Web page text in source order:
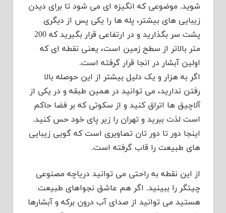
شوید. موضوعی که انگیزه ای می شود تا برای دیدن
زیبایی های بیشتر، پله ها را یکی پس از دیگری
پشت سر بگذارید و در ارتفاعی قرار بگیرید که 200
متر بالاتر از سطح زمین است، یعنی نقطه ای که
اولین آبشار در انجا قرار گرفته است.
اگر به هزار و یک دلیل بیشتر از این حوصله بالا
رفتن ندارید، می توانید در همین طبقه و در یکی از
آلاچیق ها اتراق کنید و از سکوتی که بر فضا حاکم
است لذت ببرید و تهران را زیر پای خود حس کنید.
اینجا دور تا دور تان تصاویری است که گویی زیبایی
های طبیعت را قاب گرفته است.
از این نقطه به راحتی می توانید دریاچه مصنوعی
چیتگر را ببینید. اگر هم عاشق نجواهای طبیعت
هستید می توانید از صدای آب درون برکه و آبشارها